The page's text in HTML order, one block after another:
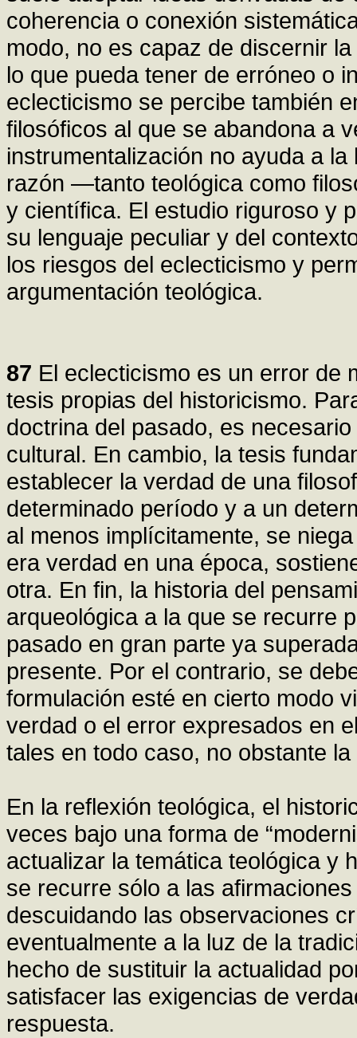
coherencia o conexión
modo, no es capaz de discernir
lo que pueda tener de erróneo o
eclecticismo se percibe también
filosóficos al que se abandona a
instrumentalización no ayuda a
razón —tanto teológica como
y científica. El estudio riguroso y
su lenguaje peculiar y del
los riesgos del eclecticismo y
argumentación teológica.
87 El eclecticismo es un error de
tesis propias del historicismo.
doctrina del pasado, es
cultural. En cambio, la tesis
establecer la verdad de una
determinado período y a un
al menos implícitamente, se
era verdad en una época,
otra. En fin, la historia del
arqueológica a la que se recurre
pasado en gran parte ya
presente. Por el contrario, se
formulación esté en cierto modo
verdad o el error expresados en
tales en todo caso, no obstante
En la reflexión teológica, el
veces bajo una forma de
actualizar la temática teológica y
se recurre sólo a las
descuidando las observaciones
eventualmente a la luz de la
hecho de sustituir la actualidad
satisfacer las exigencias de
respuesta.